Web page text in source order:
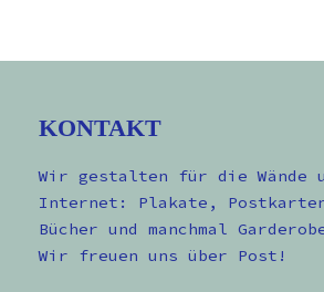
KONTAKT
Wir gestalten für die Wände
Internet: Plakate,
Bücher und manchmal
Wir freuen uns über Post!